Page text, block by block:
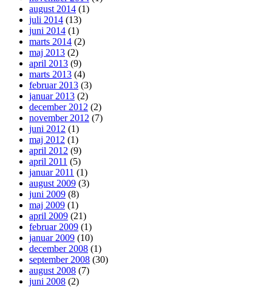
august 2014 (1)
juli 2014 (13)
juni 2014 (1)
marts 2014 (2)
maj 2013 (2)
april 2013 (9)
marts 2013 (4)
februar 2013 (3)
januar 2013 (2)
december 2012 (2)
november 2012 (7)
juni 2012 (1)
maj 2012 (1)
april 2012 (9)
april 2011 (5)
januar 2011 (1)
august 2009 (3)
juni 2009 (8)
maj 2009 (1)
april 2009 (21)
februar 2009 (1)
januar 2009 (10)
december 2008 (1)
september 2008 (30)
august 2008 (7)
juni 2008 (2)